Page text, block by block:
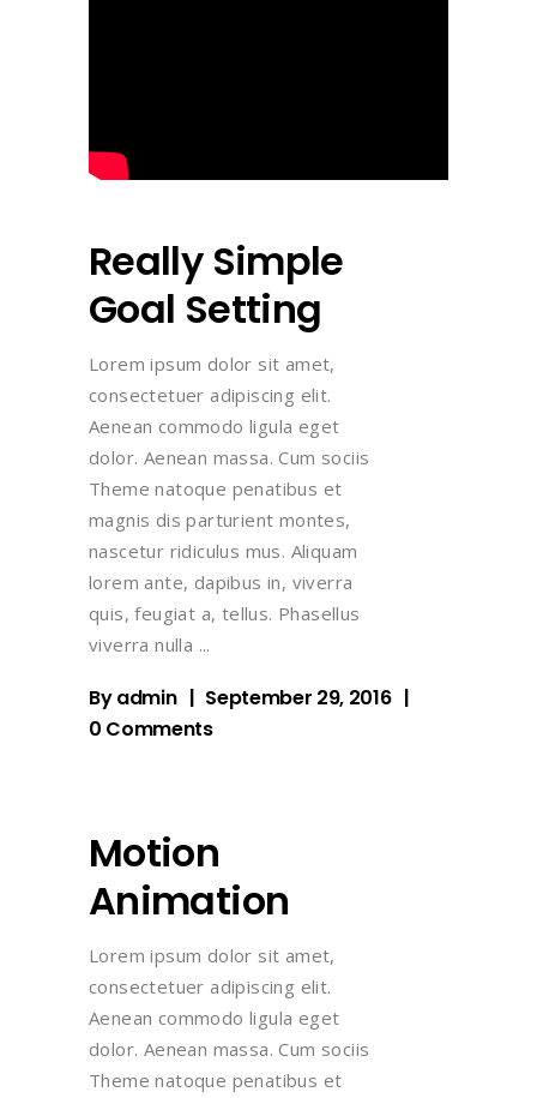
Really Simple
Goal Setting
Lorem ipsum dolor sit amet,
consectetuer adipiscing elit.
Aenean commodo ligula eget
dolor. Aenean massa. Cum sociis
Theme natoque penatibus et
magnis dis parturient montes,
nascetur ridiculus mus. Aliquam
lorem ante, dapibus in, viverra
quis, feugiat a, tellus. Phasellus
viverra nulla
Byadmin
September 29, 2016
0 Comments
Motion
Animation
Lorem ipsum dolor sit amet,
consectetuer adipiscing elit.
Aenean commodo ligula eget
dolor. Aenean massa. Cum sociis
Theme natoque penatibus et